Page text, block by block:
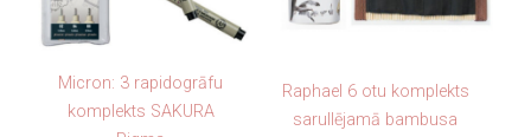
Micron: 3 rapidogrāfu
komplekts SAKURA
Raphael 6 otu komplekts
sarullējamā bambusa